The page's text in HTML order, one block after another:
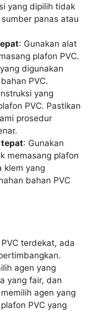
yang dipilih tidak
panas atau
: Gunakan alat
plafon PVC.
digunakan
PVC.
yang
PVC. Pastikan
prosedur
tepat: Gunakan
memasang plafon
klem yang
bahan PVC
terdekat, ada
agen yang
yang fair, dan
agen yang
PVC yang